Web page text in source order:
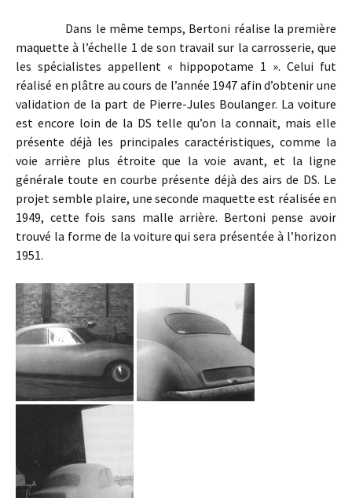
Dans le même temps, Bertoni réalise la première
maquette à l’échelle 1 de son travail sur la carrosserie, que
les spécialistes appellent « hippopotame 1 ». Celui fut
réalisé en plâtre au cours de l’année 1947 afin d’obtenir une
validation de la part de Pierre-Jules Boulanger. La voiture
est encore loin de la DS telle qu’on la connait, mais elle
présente déjà les principales caractéristiques, comme la
voie arrière plus étroite que la voie avant, et la ligne
générale toute en courbe présente déjà des airs de DS. Le
projet semble plaire, une seconde maquette est réalisée en
1949, cette fois sans malle arrière. Bertoni pense avoir
trouvé la forme de la voiture qui sera présentée à l’horizon
1951.